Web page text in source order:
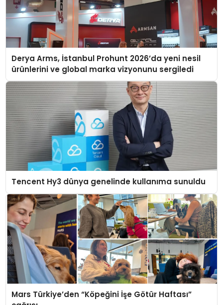
Derya Arms, İstanbul Prohunt 2026’da yeni nesil
ürünlerini ve global marka vizyonunu sergiledi
Tencent Hy3 dünya genelinde kullanıma sunuldu
Mars Türkiye’den “Köpeğini İşe Götür Haftası”